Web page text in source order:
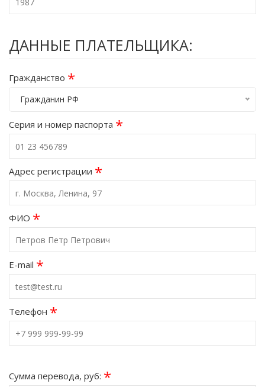
ДАННЫЕ ПЛАТЕЛЬЩИКА:
Гражданство *
Гражданин РФ
Серия и номер паспорта *
Адрес регистрации *
ФИО *
E-mail *
Телефон *
Сумма перевода, руб: *